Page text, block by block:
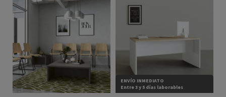
ENVÍO INMEDIATO
Entre 3 y 5 días laborables